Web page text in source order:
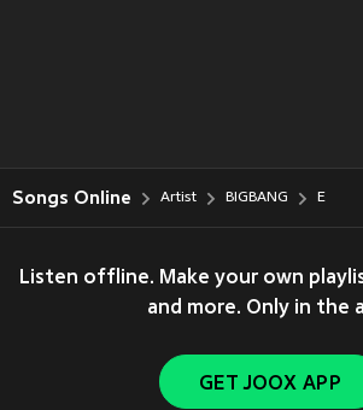
Songs Online Artist BIGBANG E
Listen offline. Make your own
and more. Only in the
GET JOOX APP